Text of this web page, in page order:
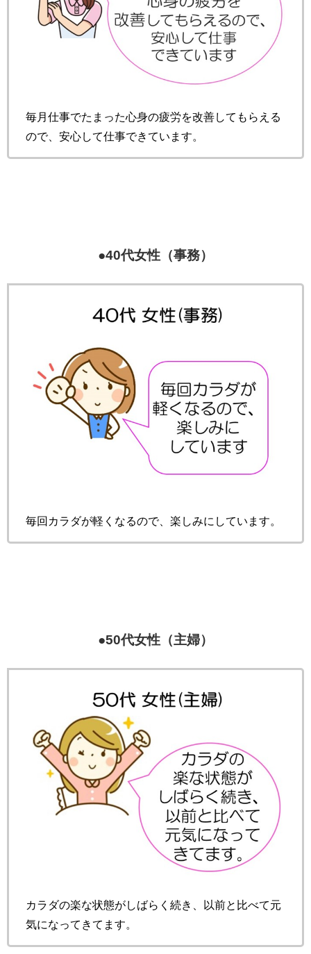
毎月仕事でたまった心身の疲労を改善してもらえる
ので、安心して仕事できています。
●40代女性（事務）
毎回カラダが軽くなるので、楽しみにしています。
●50代女性（主婦）
カラダの楽な状態がしばらく続き、以前と比べて元
気になってきてます。